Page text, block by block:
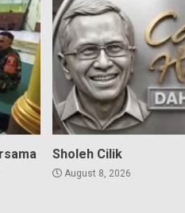
Sholeh Cilik
August 8, 2026